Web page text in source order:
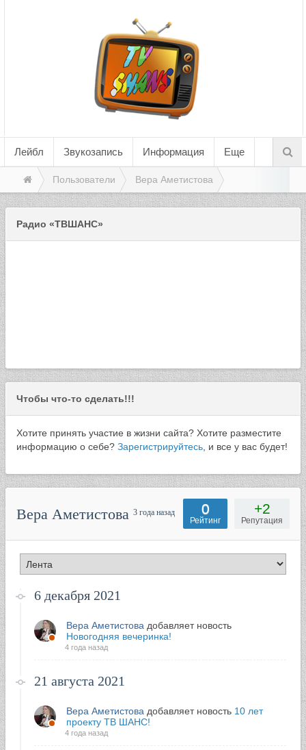
Лейбл Звукозапись Информация Еще
Пользователи Вера Аметистова
Радио «ТВШАНС»
Чтобы что-то сделать!!!
Хотите принять участие в жизни сайта? Хотите разместите
информацию о себе? Зарегистрируйтесь , и все у вас будет!
Вера Аметистова 3 года назад +2
Репутация
0
Рейтинг
6 декабря 2021
Вера Аметистова добавляет новость
Новогодняя вечеринка!
4 года назад
21 августа 2021
Вера Аметистова добавляет новость 10 лет
проекту ТВ ШАНС!
4 года назад